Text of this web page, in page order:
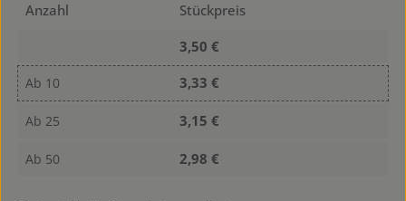
Anzahl
Stückpreis
3,50 €
Ab 10 3,33 €
Ab 25 3,15 €
Ab 50 2,98 €